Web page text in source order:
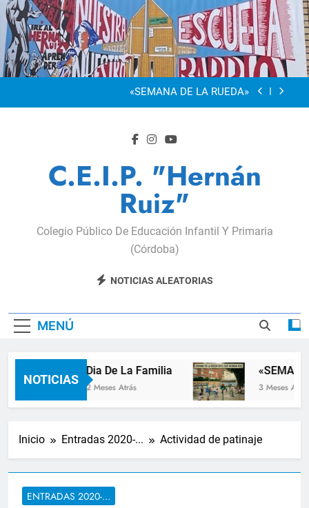
Saltar
al
contenido
“Visibles Sí”
Dia De La Familia
«SEMANA DE LA RUEDA»
Dia De La Familia
«SEMANA DE LA RUEDA»
Apadrinamiento Lector 2026
C.E.I.P. "Hernán
Ruiz"
Colegio Público De Educación Infantil Y Primaria
(Córdoba)
NOTICIAS ALEATORIAS
MENÚ
NOTICIAS
Dia De La Familia
2 Meses Atrás 3 Meses Atrás
Inicio Entradas 2020-... Actividad de patinaje
ENTRADAS 2020-...